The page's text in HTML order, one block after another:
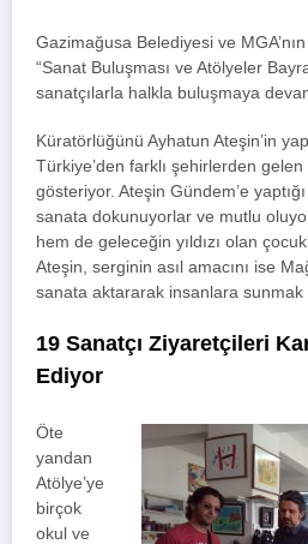
Gazimağusa Belediyesi ve
“Sanat Buluşması ve Atölyeler
sanatçılarla halkla buluşmaya
Küratörlüğünü Ayhatun Ateşin’in
Türkiye’den farklı şehirlerden gelen
gösteriyor. Ateşin Gündem’e
sanata dokunuyorlar ve mutlu
hem de geleceğin yıldızı olan
Ateşin, serginin asıl amacını ise
sanata aktararak insanlara sunmak
19 Sanatçı Ziyaretçileri
Ediyor
Öte
yandan
Atölye’ye
birçok
okul ve